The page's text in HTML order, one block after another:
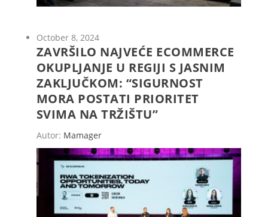
October 8, 2024
ZAVRŠILO NAJVEĆE ECOMMERCE
OKUPLJANJE U REGIJI S JASNIM
ZAKLJUČKOM: “SIGURNOST
MORA POSTATI PRIORITET
SVIMA NA TRŽIŠTU”
Autor: Mamager